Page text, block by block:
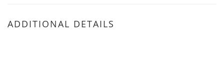
ADDITIONAL DETAILS